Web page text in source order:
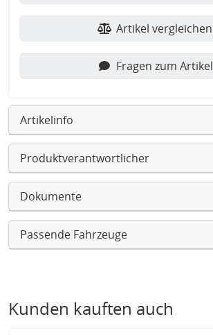
Artikel vergleichen
Fragen zum Artikel
Artikelinfo
Produktverantwortlicher
Dokumente
Passende Fahrzeuge
Kunden kauften auch